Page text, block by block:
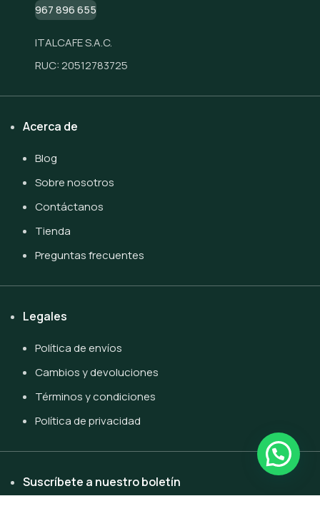
967 896 655
ITALCAFE S.A.C.
RUC: 20512783725
Acerca de
Blog
Sobre nosotros
Contáctanos
Tienda
Preguntas frecuentes
Legales
Política de envíos
Cambios y devoluciones
Términos y condiciones
Política de privacidad
Suscríbete a nuestro boletín